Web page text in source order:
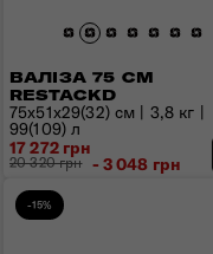
ВАЛІЗА 75 СМ
RESTACKD
75x51x29(32) см | 3,8 кг |
99(109) л
17 272 грн
20 320 грн - 3 048 грн
-15%